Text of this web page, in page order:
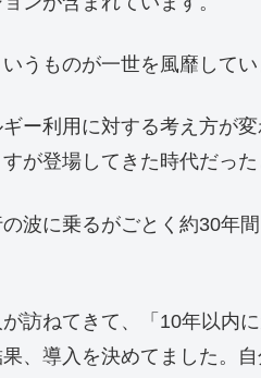
うものが一世を風靡してい
ー利用に対する考え方が
が登場してきた時代だった
波に乗るがごとく約30年
訪ねてきて、「10年以内
、導入を決めてました。